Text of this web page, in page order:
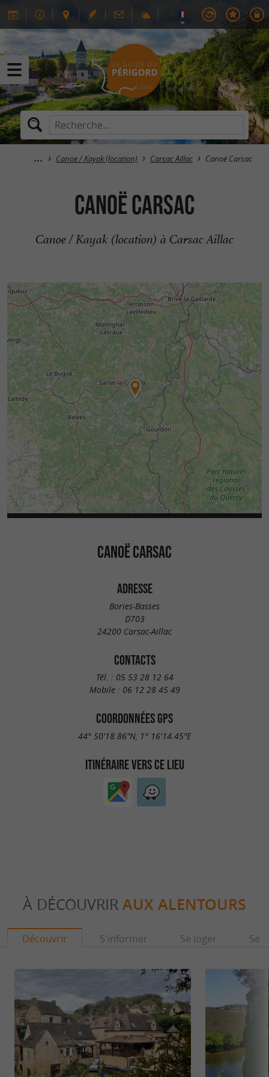
Canoe / Kayak (location) Carsac Aillac Canoë Carsac
Canoë Carsac
Canoe / Kayak (location) à Carsac Aillac
CANOË CARSAC
ADRESSE
Bories-Basses
D703
24200 Carsac-Aillac
CONTACTS
Tél. : 05 53 28 12 64
Mobile : 06 12 28 45 49
COORDONNÉES GPS
44° 50'18.86"N, 1° 16'14.45"E
ITINÉRAIRE VERS CE LIEU
À DÉCOUVRIR AUX ALENTOURS
Découvrir S'informer Se loger Se